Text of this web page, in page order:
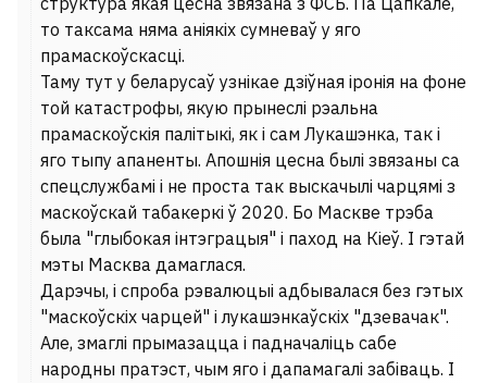
то таксама няма аніякіх сумневаў у яго
прамаскоўскасці.
Таму тут у беларусаў узнікае дзіўная іронія на фоне
той катастрофы, якую прынеслі рэальна
прамаскоўскія палітыкі, як і сам Лукашэнка, так і
яго тыпу апаненты. Апошнія цесна былі звязаны са
спецслужбамі і не проста так выскачылі чарцямі з
маскоўскай табакеркі ў 2020. Бо Маскве трэба
была "глыбокая інтэграцыя" і паход на Кіеў. І гэтай
мэты Масква дамаглася.
Дарэчы, і спроба рэвалюцыі адбывалася без гэтых
"маскоўскіх чарцей" і лукашэнкаўскіх "дзевачак".
Але, змаглі прымазацца і падначаліць сабе
народны пратэст, чым яго і дапамагалі забіваць. І